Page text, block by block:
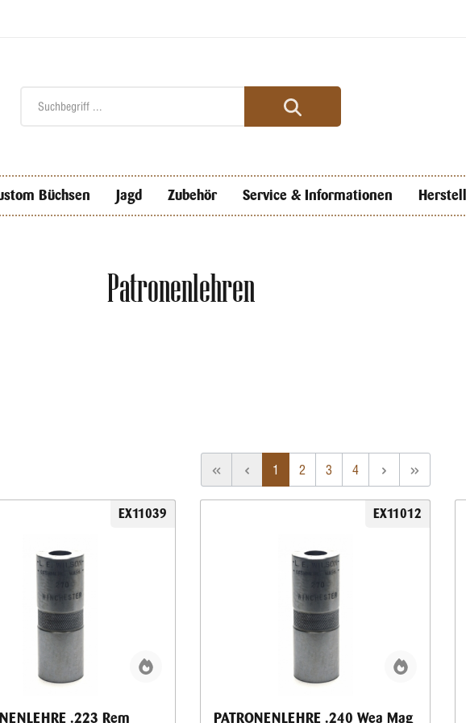
Büchsen Jagd Zubehör Service & Informationen
Patronenlehren
1 2 3 4
EX11039
.223 Rem
EX11012
PATRONENLEHRE .240 Wea Mag